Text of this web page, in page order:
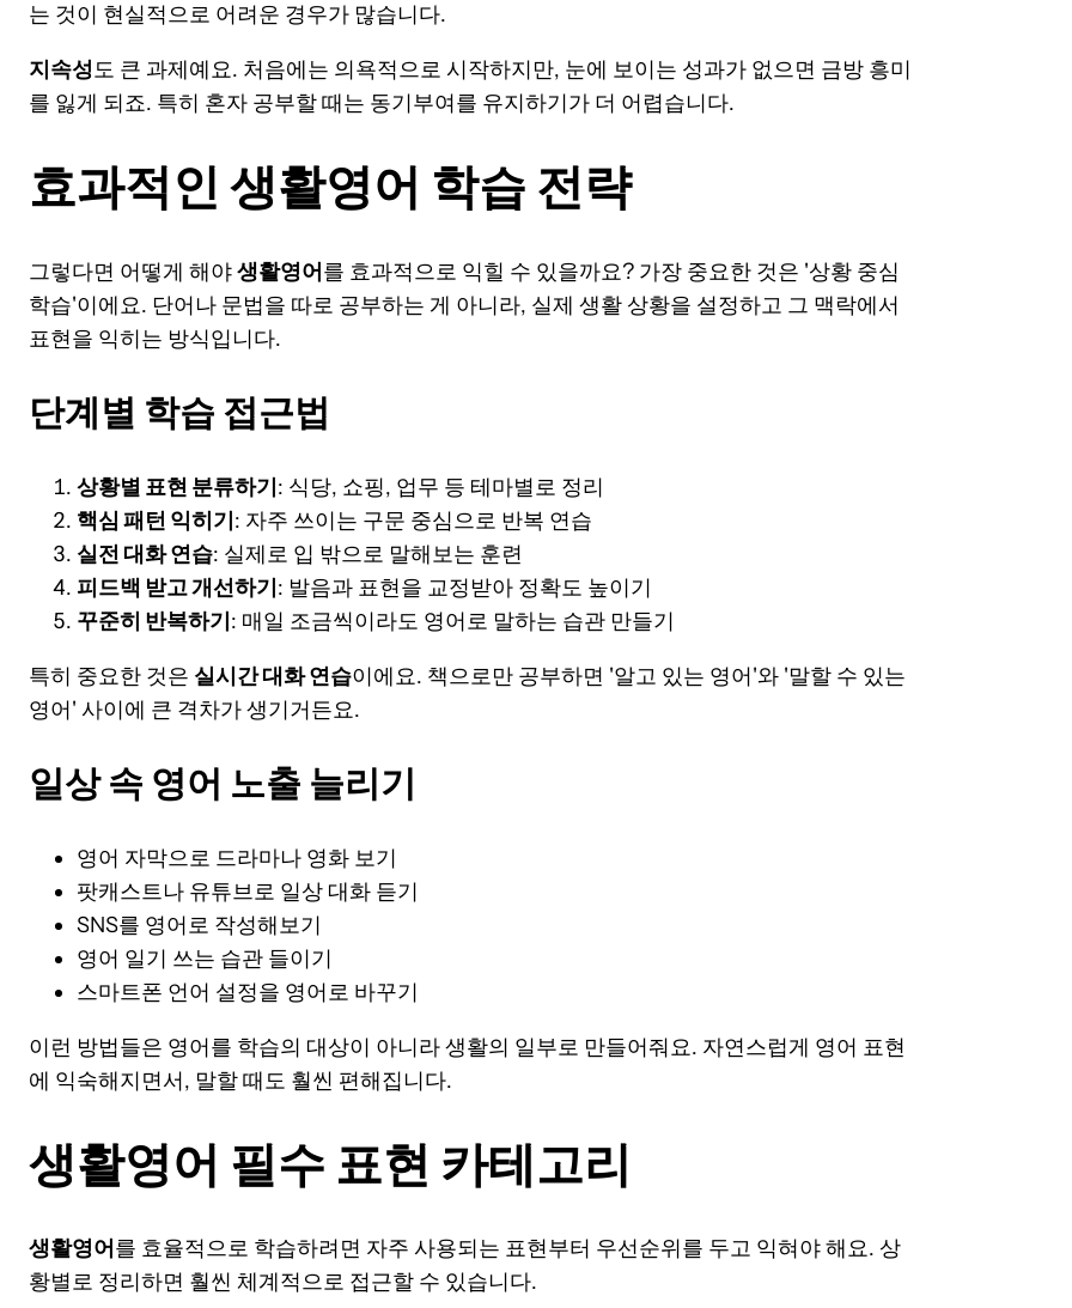
는 것이 현실적으로 어려운 경우가 많습니다.
지속성도 큰 과제예요. 처음에는 의욕적으로 시작하지만, 눈에 보이는 성과가 없으면 금방 흥미
를 잃게 되죠. 특히 혼자 공부할 때는 동기부여를 유지하기가 더 어렵습니다.
효과적인 생활영어 학습 전략
그렇다면 어떻게 해야생활영어를 효과적으로 익힐 수 있을까요? 가장 중요한 것은 '상황 중심
학습'이에요. 단어나 문법을 따로 공부하는 게 아니라, 실제 생활 상황을 설정하고 그 맥락에서
표현을 익히는 방식입니다.
단계별 학습 접근법
상황별 표현 분류하기 : 식당, 쇼핑, 업무 등 테마별로 정리
핵심 패턴 익히기 : 자주 쓰이는 구문 중심으로 반복 연습
실전 대화 연습: 실제로 입 밖으로 말해보는 훈련
피드백 받고 개선하기 : 발음과 표현을 교정받아 정확도 높이기
꾸준히 반복하기 : 매일 조금씩이라도 영어로 말하는 습관 만들기
특히 중요한 것은 실시간 대화 연습이에요. 책으로만 공부하면 '알고 있는 영어'와 '말할 수 있는
영어' 사이에 큰 격차가 생기거든요.
일상 속 영어 노출 늘리기
영어 자막으로 드라마나 영화 보기
팟캐스트나 유튜브로 일상 대화 듣기
SNS를 영어로 작성해보기
영어 일기 쓰는 습관 들이기
스마트폰 언어 설정을 영어로 바꾸기
이런 방법들은 영어를 학습의 대상이 아니라 생활의 일부로 만들어줘요. 자연스럽게 영어 표현
에 익숙해지면서, 말할 때도 훨씬 편해집니다.
생활영어 필수 표현 카테고리
생활영어 를 효율적으로 학습하려면 자주 사용되는 표현부터 우선순위를 두고 익혀야 해요. 상
황별로 정리하면 훨씬 체계적으로 접근할 수 있습니다.